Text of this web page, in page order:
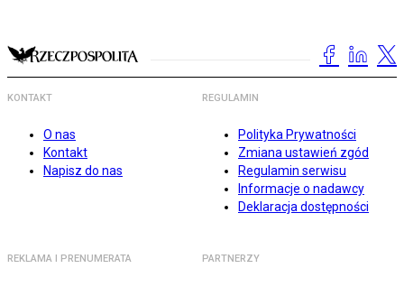
KONTAKT
O nas
Kontakt
Napisz do nas
REGULAMIN
Polityka Prywatności
Zmiana ustawień zgód
Regulamin serwisu
Informacje o nadawcy
Deklaracja dostępności
REKLAMA I PRENUMERATA PARTNERZY